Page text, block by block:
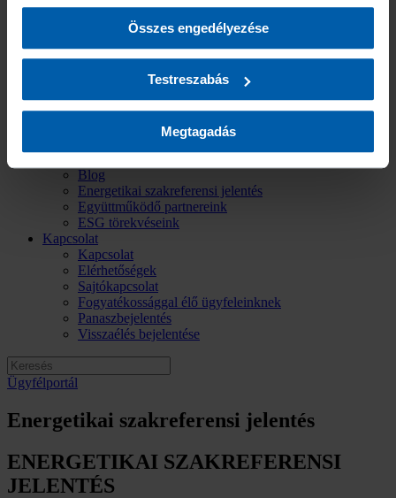
használt más szolgáltatásokból gyűjtöttek. A “Részletek
megjelenítése” gombra kattintva bármikor dönthet arról,
hogy milyen alkalmazásokat szeretne engedélyezni. A
Biztosító által folytatott adatkezelésekről további
Összes engedélyezése
Testreszabás
Megtagadás
Portfólió varázsló
Befektetési hírlevél
Fenntarthatóság
Hírek
Üzleti jelentések
Blog
Energetikai szakreferensi jelentés
Együttműködő partnereink
ESG törekvéseink
Kapcsolat
Kapcsolat
Elérhetőségek
Sajtókapcsolat
Fogyatékossággal élő ügyfeleinknek
Panaszbejelentés
Visszaélés bejelentése
Ügyfélportál
Energetikai szakreferensi jelentés
ENERGETIKAI SZAKREFERENSI
JELENTÉS